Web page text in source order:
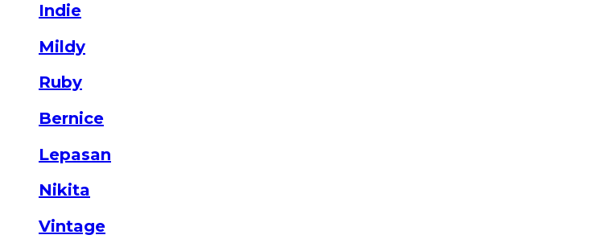
Indie
Mildy
Ruby
Bernice
Lepasan
Nikita
Vintage